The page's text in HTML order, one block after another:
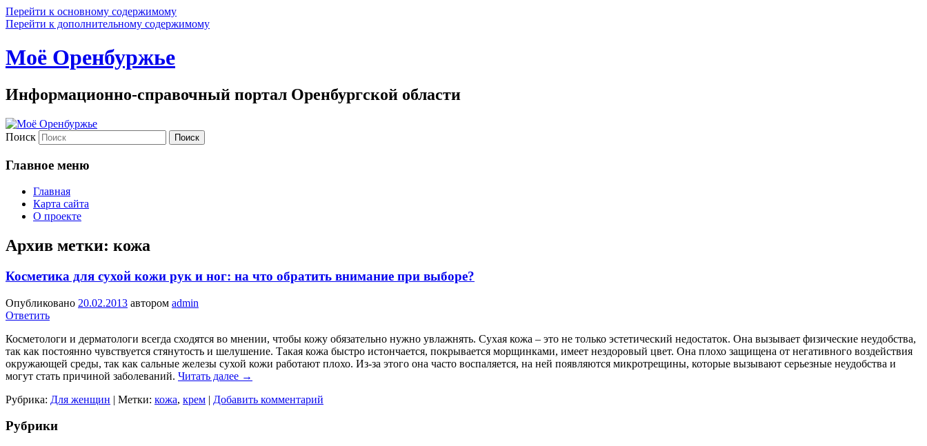
Перейти к основному содержимому
Перейти к дополнительному содержимому
Моё Оренбуржье
Информационно-справочный портал Оренбургской области
Поиск
Главное меню
Главная
Карта сайта
О проекте
Архив метки: кожа
Косметика для сухой кожи рук и ног: на что обратить внимание при выборе?
Опубликовано 20.02.2013 автором admin
Ответить
Косметологи и дерматологи всегда сходятся во мнении, чтобы кожу обязательно нужно увлажнять. Сухая кожа – это не только эстетический недостаток. Она вызывает физические неудобства,
так как постоянно чувствуется стянутость и шелушение. Такая кожа быстро истончается, покрывается морщинками, имеет нездоровый цвет. Она плохо защищена от негативного воздействия
окружающей среды, так как сальные железы сухой кожи работают плохо. Из-за этого она часто воспаляется, на ней появляются микротрещины, которые вызывают серьезные неудобства и
могут стать причиной заболеваний. Читать далее →
Рубрика: Для женщин | Метки: кожа, крем | Добавить комментарий
Рубрики